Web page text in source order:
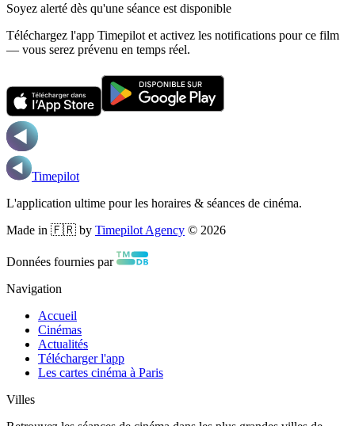
Soyez alerté dès qu'une séance est disponible
Téléchargez l'app Timepilot et activez les notifications pour ce film
— vous serez prévenu en temps réel.
Timepilot
L'application ultime pour les horaires & séances de cinéma.
Made in 🇫🇷 by Timepilot Agency © 2026
Données fournies par
Navigation
Accueil
Cinémas
Actualités
Télécharger l'app
Les cartes cinéma à Paris
Villes